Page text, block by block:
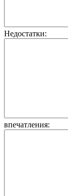
Недостатки:
впечатления: